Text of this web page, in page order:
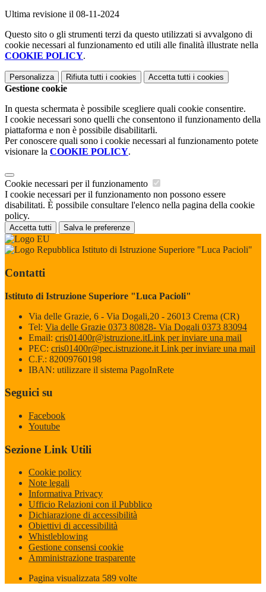
Ultima revisione il 08-11-2024
Questo sito o gli strumenti terzi da questo utilizzati si avvalgono di
cookie necessari al funzionamento ed utili alle finalità illustrate nella
COOKIE POLICY.
Personalizza Rifiuta tutti i cookies Accetta tutti i cookies
Gestione cookie
In questa schermata è possibile scegliere quali cookie consentire.
I cookie necessari sono quelli che consentono il funzionamento della
piattaforma e non è possibile disabilitarli.
Per conoscere quali sono i cookie necessari al funzionamento potete
visionare la COOKIE POLICY.
Cookie necessari per il funzionamento
I cookie necessari per il funzionamento non possono essere
disabilitati. È possibile consultare l'elenco nella pagina della cookie
policy.
Accetta tutti Salva le preferenze
Istituto di Istruzione Superiore "Luca Pacioli"
Contatti
Istituto di Istruzione Superiore "Luca Pacioli"
Via delle Grazie, 6 - Via Dogali,20 - 26013 Crema (CR)
Tel: Via delle Grazie 0373 80828- Via Dogali 0373 83094
Email: cris01400r@istruzione.itLink per inviare una mail
PEC: cris01400r@pec.istruzione.it Link per inviare una mail
C.F.: 82009760198
IBAN: utilizzare il sistema PagoInRete
Seguici su
Facebook
Youtube
Sezione Link Utili
Cookie policy
Note legali
Informativa Privacy
Ufficio Relazioni con il Pubblico
Dichiarazione di accessibilità
Obiettivi di accessibilità
Whistleblowing
Gestione consensi cookie
Amministrazione trasparente
Pagina visualizzata 589 volte